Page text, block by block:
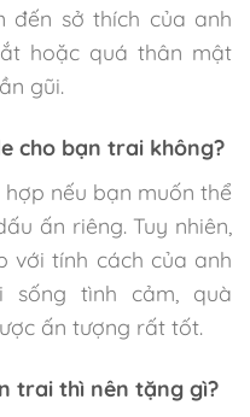
đến sở thích của anh
hoặc quá thân mật
gũi.
cho bạn trai không?
nếu bạn muốn thể
ấn riêng. Tuy nhiên,
với tính cách của anh
sống tình cảm, quà
ấn tượng rất tốt.
trai thì nên tặng gì?